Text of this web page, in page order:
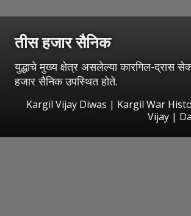
तीस हजार सैनिक
युद्धाचे मुख्य क्षेत्र असलेल्या कारगिल-द्रास
हजार सैनिक उपस्थित होते.
Kargil Vijay Diwas | Kargil War
Vijay |